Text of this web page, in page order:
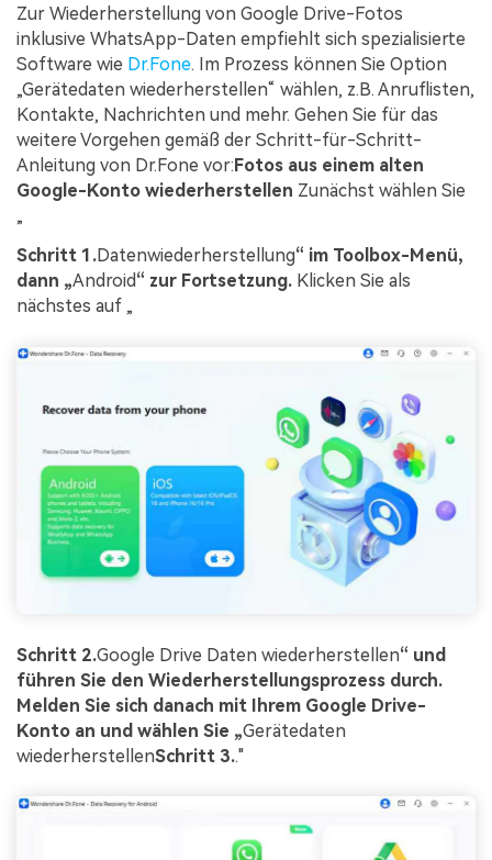
Zur Wiederherstellung von Google Drive-Fotos
inklusive WhatsApp-Daten empfiehlt sich spezialisierte
Software wie Dr.Fone. Im Prozess können Sie Option
„Gerätedaten wiederherstellen“ wählen, z.B. Anruflisten,
Kontakte, Nachrichten und mehr. Gehen Sie für das
weitere Vorgehen gemäß der Schritt-für-Schritt-
Anleitung von Dr.Fone vor: Fotos aus einem alten
Google-Konto wiederherstellen Zunächst wählen Sie
„
Schritt 1.Datenwiederherstellung“ im Toolbox-Menü,
dann „Android“ zur Fortsetzung. Klicken Sie als
nächstes auf „
Schritt 2.Google Drive Daten wiederherstellen“ und
führen Sie den Wiederherstellungsprozess durch.
Melden Sie sich danach mit Ihrem Google Drive-
Konto an und wählen Sie „Gerätedaten
wiederherstellenSchritt 3.."